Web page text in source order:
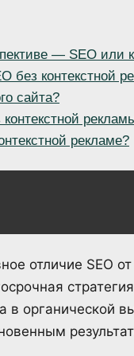
— SEO или
без контекстной
сайта?
рекламе?
отличие SEO
в органической